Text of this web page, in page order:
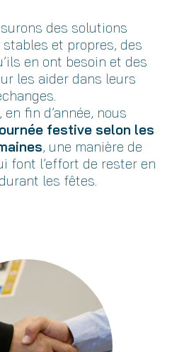
des solutions
stables et propres, des
en ont besoin et des
les aider dans leurs
en fin d’année, nous
festive selon les
, une manière de
font l’effort de rester en
les fêtes.